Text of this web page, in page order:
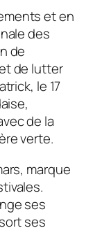
et en
des
de
de lutter
le 17
de la
verte.
marque
ses
ses